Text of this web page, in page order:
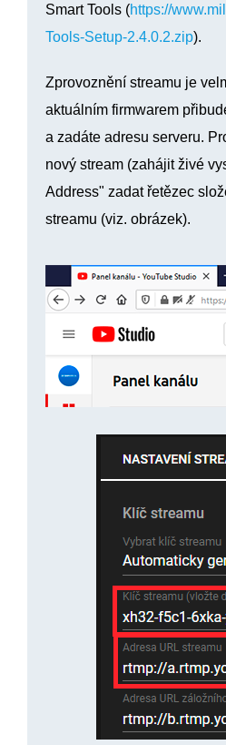
Smart Tools (https://
Tools-Setup-2.4.0.2.zip).
Zprovoznění streamu je
aktuálním firmwarem
a zadáte adresu serveru.
nový stream (zahájit živé
Address" zadat řetězec
streamu (viz. obrázek).